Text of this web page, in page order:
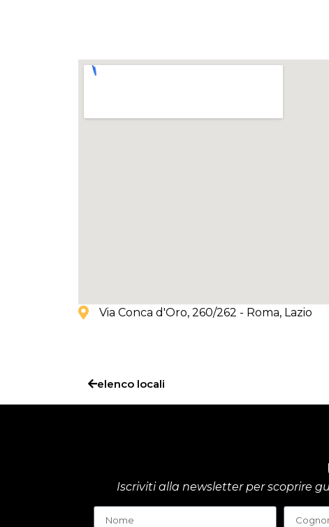
Via Conca d'Oro, 260/262 - Roma, Lazio
elenco locali
Iscriviti alla newsletter per scoprire